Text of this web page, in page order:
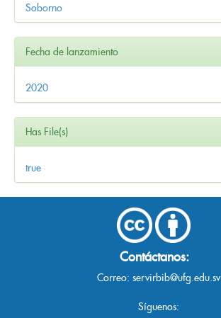
Soborno
Fecha de lanzamiento
2020
Has File(s)
true
Contáctanos:
Correo: servirbib@ufg.edu.sv
Síguenos: